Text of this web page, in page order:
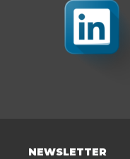
NEWSLETTER